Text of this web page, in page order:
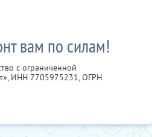
вам по силам!
с ограниченной
ИНН 7705975231, ОГРН